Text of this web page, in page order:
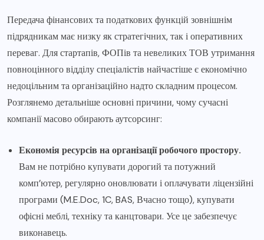
Передача фінансових та податкових функцій зовнішнім
підрядникам має низку як стратегічних, так і оперативних
переваг. Для стартапів, ФОПів та невеликих ТОВ утримання
повноцінного відділу спеціалістів найчастіше є економічно
недоцільним та організаційно надто складним процесом.
Розглянемо детальніше основні причини, чому сучасні
компанії масово обирають аутсорсинг:
Економія ресурсів на організації робочого простору.
Вам не потрібно купувати дорогий та потужний
комп’ютер, регулярно оновлювати і оплачувати ліцензійні
програми (M.E.Doc, 1C, BAS, Вчасно тощо), купувати
офісні меблі, техніку та канцтовари. Усе це забезпечує
виконавець.